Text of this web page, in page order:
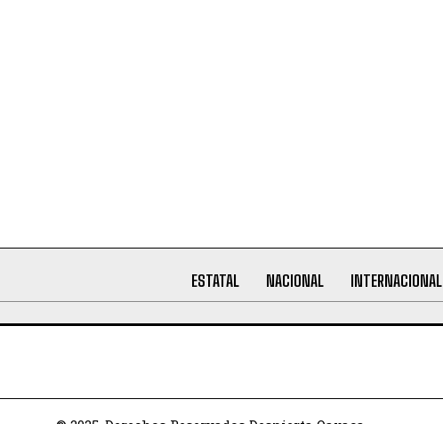
ESTATAL NACIONAL INTERNACIONAL